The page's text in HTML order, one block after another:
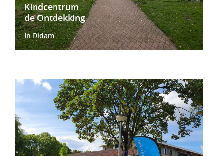
Kindcentrum
de Ontdekking
In Didam